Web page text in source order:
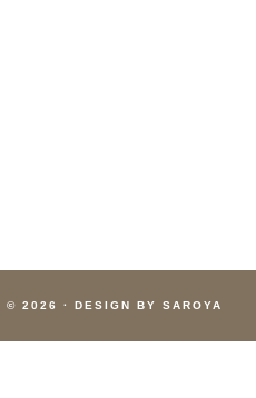
© 2026 · DESIGN BY SAROYA